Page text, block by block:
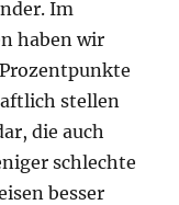
Im
haben wir
stellen
die auch
schlechte
besser